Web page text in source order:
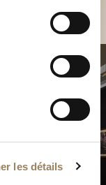
les détails